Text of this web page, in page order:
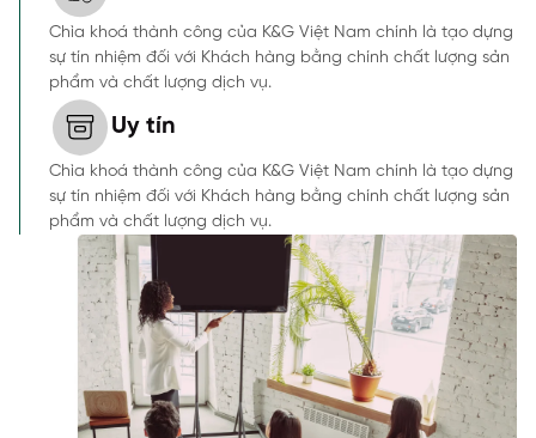
Chìa khoá thành công của K&G Việt Nam chính là tạo dựng
sự tín nhiệm đối với Khách hàng bằng chính chất lượng sản
phẩm và chất lượng dịch vụ.
Uy tín
Chìa khoá thành công của K&G Việt Nam chính là tạo dựng
sự tín nhiệm đối với Khách hàng bằng chính chất lượng sản
phẩm và chất lượng dịch vụ.